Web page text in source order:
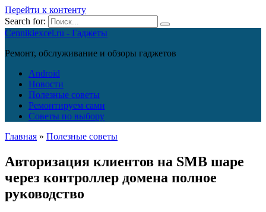
Перейти к контенту
Search for:
Cennikiexcel.ru - Гаджеты
Ремонт, обслуживание и обзоры гаджетов
Android
Новости
Полезные советы
Ремонтируем сами
Советы по выбору
Главная » Полезные советы
Авторизация клиентов на SMB шаре
через контроллер домена полное
руководство